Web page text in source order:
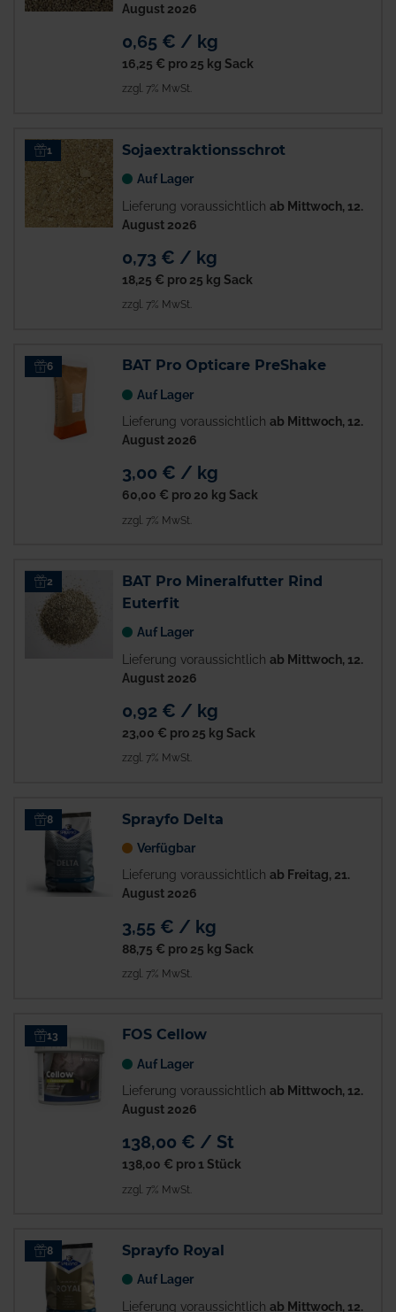
August 2026
0,65 € / kg
16,25 € pro 25 kg Sack
zzgl. 7% MwSt.
1 Sojaextraktionsschrot
Auf Lager
Lieferung voraussichtlich ab Mittwoch, 12.
August 2026
0,73 € / kg
18,25 € pro 25 kg Sack
zzgl. 7% MwSt.
6 BAT Pro Opticare PreShake
Auf Lager
Lieferung voraussichtlich ab Mittwoch, 12.
August 2026
3,00 € / kg
60,00 € pro 20 kg Sack
zzgl. 7% MwSt.
2
BAT Pro Mineralfutter Rind
Euterfit
Auf Lager
Lieferung voraussichtlich ab Mittwoch, 12.
August 2026
0,92 € / kg
23,00 € pro 25 kg Sack
zzgl. 7% MwSt.
8 Sprayfo Delta
Verfügbar
Lieferung voraussichtlich ab Freitag, 21.
August 2026
3,55 € / kg
88,75 € pro 25 kg Sack
zzgl. 7% MwSt.
13 FOS Cellow
Auf Lager
Lieferung voraussichtlich ab Mittwoch, 12.
August 2026
138,00 € / St
138,00 € pro 1 Stück
zzgl. 7% MwSt.
8 Sprayfo Royal
Auf Lager
Lieferung voraussichtlich ab Mittwoch, 12.